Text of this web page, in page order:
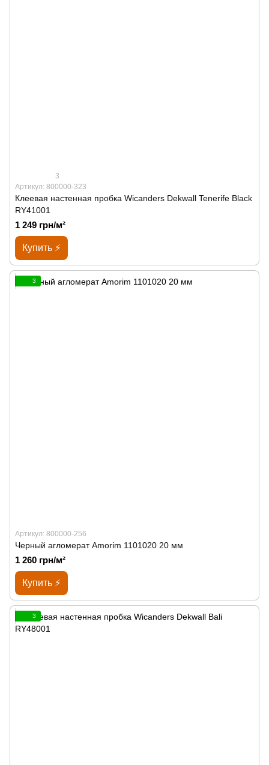
3
Артикул: 800000-323
Клеевая настенная пробка Wicanders Dekwall Tenerife Black
RY41001
1 249 грн/м²
Купить ⚡
3
Артикул: 800000-256
Черный агломерат Amorim 1101020 20 мм
1 260 грн/м²
Купить ⚡
3